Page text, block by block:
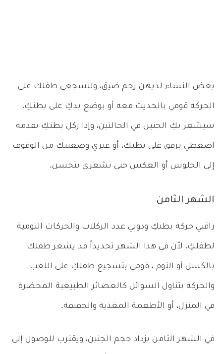
بعض النساء لديهن رحم ضيق، ولتشجعي طفلك على
الحركة قومي بالحديث معه أو بوضع يدكِ على بطنكِ،
سيشعر بكِ الجنين في الحالتين، وإذا ركل بطنكِ بقدمه
اضغطي برفق على بطنكِ، أو غيري وضعيتكِ من الوقوف
إلى الجلوس أو العكس حتى تشعري بتحسن.
الشهر الثامن
راقبي حركة بطنكِ ودوني عدد الركلات والحركات اليومية
لطفلكِ، لأن في هذا الشهر تحديداً قد يشعر طفلك
بالكسل أو النوم ، قومي بتشجيع طفلكِ على اللعب
والحركة بتناول السوائل كالعصائر الطبيعية المحضرة
في المنزل، أو الأطعمة المغذية والخفيفة.
في الشهر الثامن يزداد حجم الجنين، ويقترب للوصول إلى